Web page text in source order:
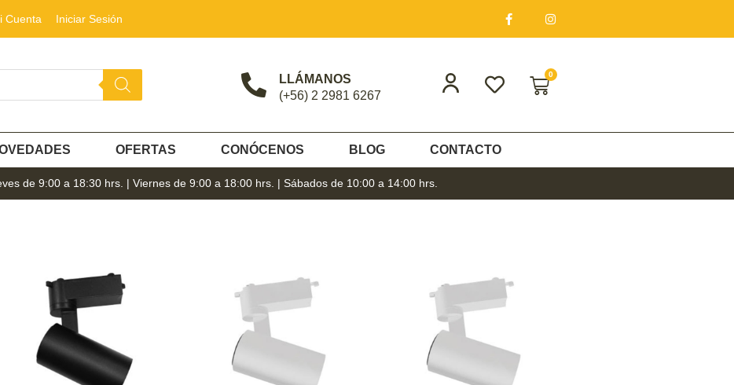
Cuenta Iniciar Sesión
LLÁMANOS
(+56) 2 2981 6267
0
OFERTAS CONÓCENOS BLOG CONTACTO
de 9:00 a 18:30 hrs. | Viernes de 9:00 a 18:00 hrs. | Sábados de 10:00 a 14:00 hrs.